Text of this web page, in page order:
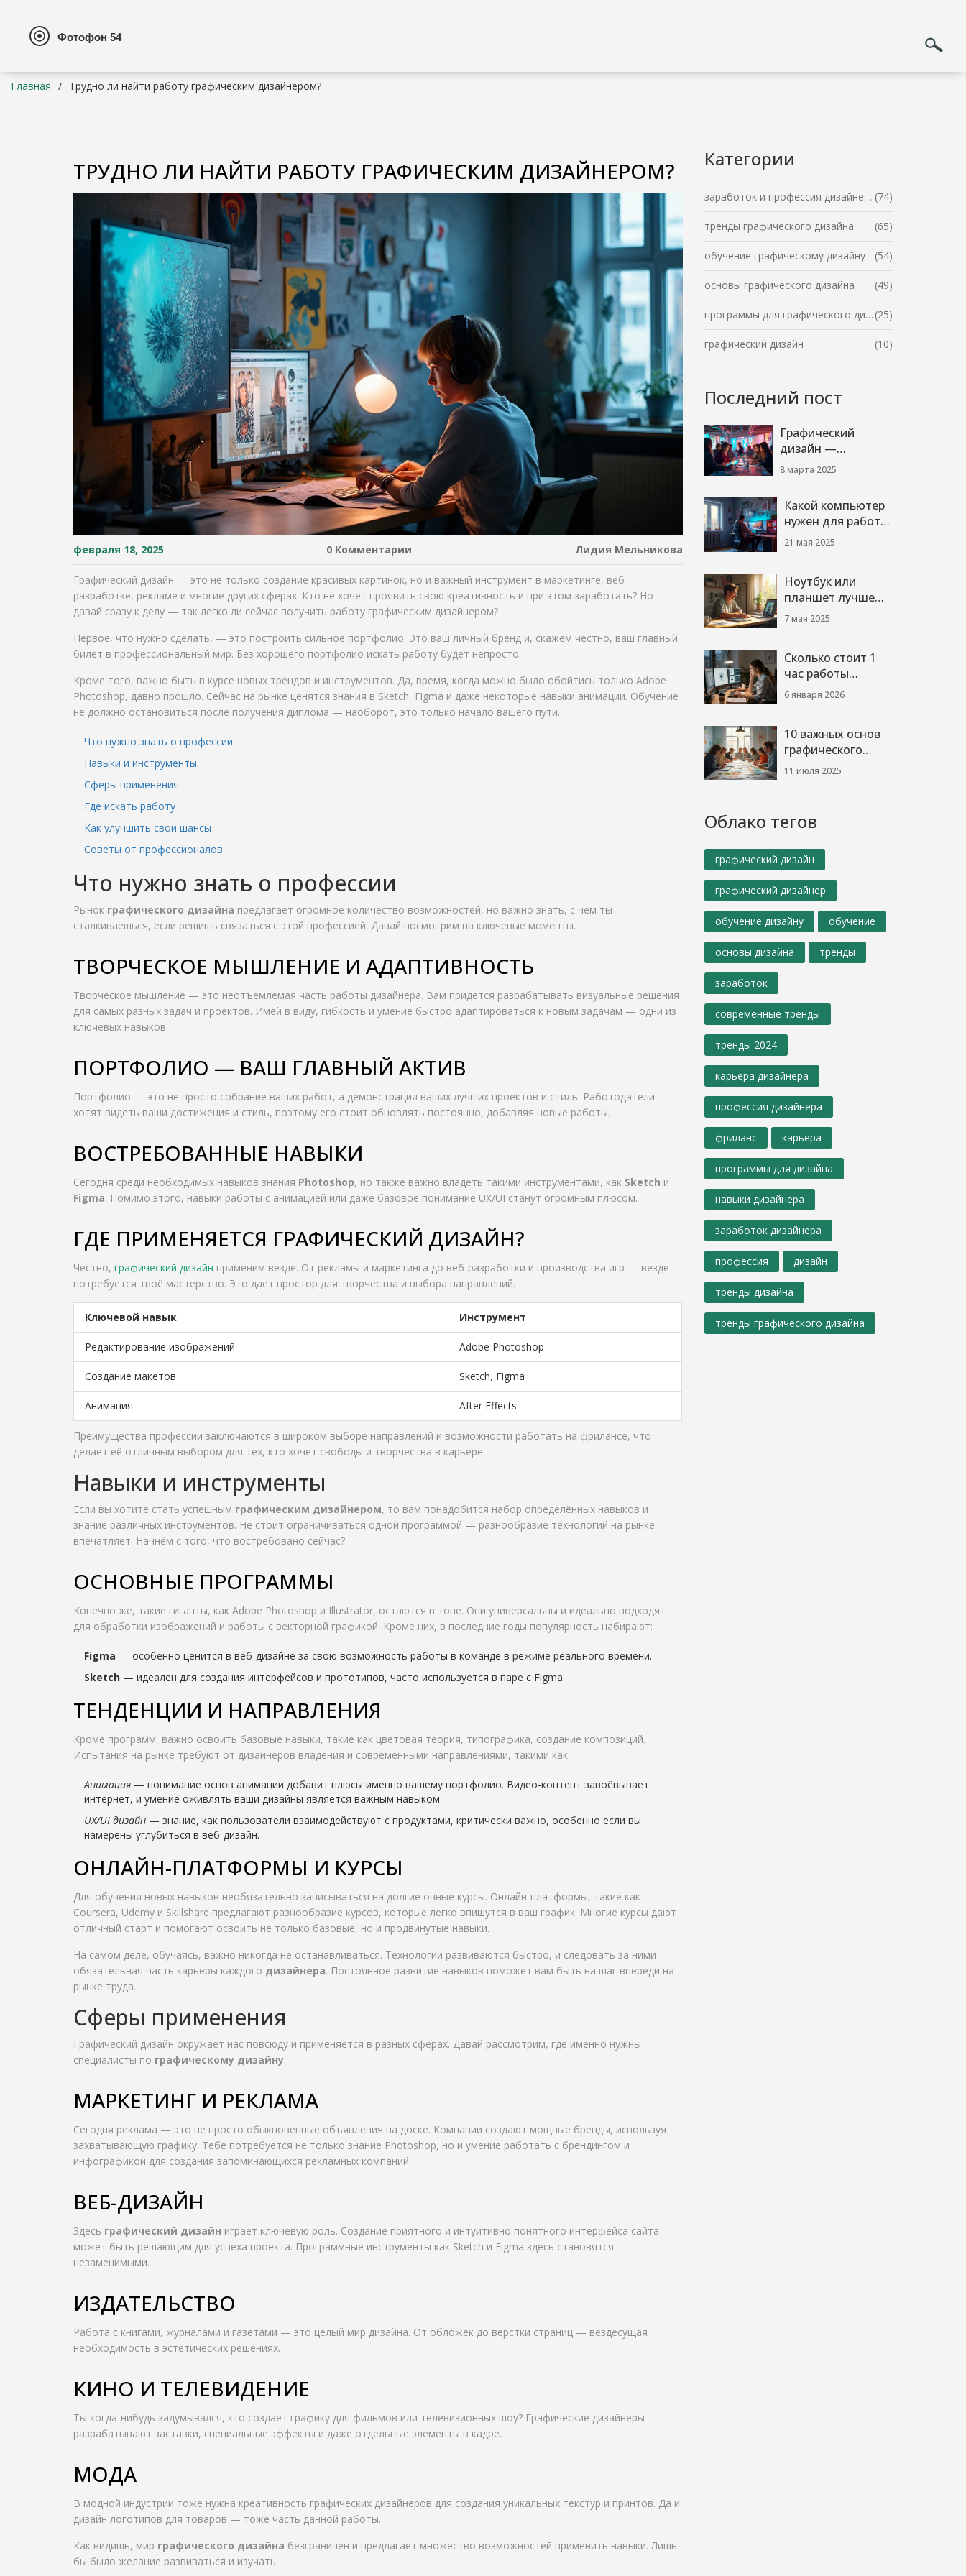
Главная Трудно ли найти работу графическим дизайнером?
ТРУДНО ЛИ НАЙТИ РАБОТУ ГРАФИЧЕСКИМ ДИЗАЙНЕРОМ?
февраля 18, 2025 0 Комментарии Лидия Мельникова
Графический дизайн — это не только создание красивых картинок, но и важный инструмент в маркетинге, веб-
разработке, рекламе и многие других сферах. Кто не хочет проявить свою креативность и при этом заработать? Но
давай сразу к делу — так легко ли сейчас получить работу графическим дизайнером?
Первое, что нужно сделать, — это построить сильное портфолио. Это ваш личный бренд и, скажем честно, ваш главный
билет в профессиональный мир. Без хорошего портфолио искать работу будет непросто.
Кроме того, важно быть в курсе новых трендов и инструментов. Да, время, когда можно было обойтись только Adobe
Photoshop, давно прошло. Сейчас на рынке ценятся знания в Sketch, Figma и даже некоторые навыки анимации. Обучение
не должно остановиться после получения диплома — наоборот, это только начало вашего пути.
Что нужно знать о профессии
Навыки и инструменты
Сферы применения
Где искать работу
Как улучшить свои шансы
Советы от профессионалов
Что нужно знать о профессии
Рынок графического дизайна предлагает огромное количество возможностей, но важно знать, с чем ты
сталкиваешься, если решишь связаться с этой профессией. Давай посмотрим на ключевые моменты.
ТВОРЧЕСКОЕ МЫШЛЕНИЕ И АДАПТИВНОСТЬ
Творческое мышление — это неотъемлемая часть работы дизайнера. Вам придется разрабатывать визуальные решения
для самых разных задач и проектов. Имей в виду, гибкость и умение быстро адаптироваться к новым задачам — одни из
ключевых навыков.
ПОРТФОЛИО — ВАШ ГЛАВНЫЙ АКТИВ
Портфолио — это не просто собрание ваших работ, а демонстрация ваших лучших проектов и стиль. Работодатели
хотят видеть ваши достижения и стиль, поэтому его стоит обновлять постоянно, добавляя новые работы.
ВОСТРЕБОВАННЫЕ НАВЫКИ
Сегодня среди необходимых навыков знания Photoshop, но также важно владеть такими инструментами, как Sketch и
Figma. Помимо этого, навыки работы с анимацией или даже базовое понимание UX/UI станут огромным плюсом.
ГДЕ ПРИМЕНЯЕТСЯ ГРАФИЧЕСКИЙ ДИЗАЙН?
Честно, графический дизайн применим везде. От рекламы и маркетинга до веб-разработки и производства игр — везде
потребуется твоё мастерство. Это дает простор для творчества и выбора направлений.
Ключевой навык Инструмент
Редактирование изображений Adobe Photoshop
Создание макетов Sketch, Figma
Анимация After Effects
Преимущества профессии заключаются в широком выборе направлений и возможности работать на фрилансе, что
делает её отличным выбором для тех, кто хочет свободы и творчества в карьере.
Навыки и инструменты
Если вы хотите стать успешным графическим дизайнером, то вам понадобится набор определённых навыков и
знание различных инструментов. Не стоит ограничиваться одной программой — разнообразие технологий на рынке
впечатляет. Начнём с того, что востребовано сейчас?
ОСНОВНЫЕ ПРОГРАММЫ
Конечно же, такие гиганты, как Adobe Photoshop и Illustrator, остаются в топе. Они универсальны и идеально подходят
для обработки изображений и работы с векторной графикой. Кроме них, в последние годы популярность набирают:
Figma — особенно ценится в веб-дизайне за свою возможность работы в команде в режиме реального времени.
Sketch — идеален для создания интерфейсов и прототипов, часто используется в паре с Figma.
ТЕНДЕНЦИИ И НАПРАВЛЕНИЯ
Кроме программ, важно освоить базовые навыки, такие как цветовая теория, типографика, создание композиций.
Испытания на рынке требуют от дизайнеров владения и современными направлениями, такими как:
Анимация — понимание основ анимации добавит плюсы именно вашему портфолио. Видео-контент завоёвывает
интернет, и умение оживлять ваши дизайны является важным навыком.
UX/UI дизайн — знание, как пользователи взаимодействуют с продуктами, критически важно, особенно если вы
намерены углубиться в веб-дизайн.
ОНЛАЙН-ПЛАТФОРМЫ И КУРСЫ
Для обучения новых навыков необязательно записываться на долгие очные курсы. Онлайн-платформы, такие как
Coursera, Udemy и Skillshare предлагают разнообразие курсов, которые легко впишутся в ваш график. Многие курсы дают
отличный старт и помогают освоить не только базовые, но и продвинутые навыки.
На самом деле, обучаясь, важно никогда не останавливаться. Технологии развиваются быстро, и следовать за ними —
обязательная часть карьеры каждого дизайнера. Постоянное развитие навыков поможет вам быть на шаг впереди на
рынке труда.
Сферы применения
Графический дизайн окружает нас повсюду и применяется в разных сферах. Давай рассмотрим, где именно нужны
специалисты по графическому дизайну.
МАРКЕТИНГ И РЕКЛАМА
Сегодня реклама — это не просто обыкновенные объявления на доске. Компании создают мощные бренды, используя
захватывающую графику. Тебе потребуется не только знание Photoshop, но и умение работать с брендингом и
инфографикой для создания запоминающихся рекламных компаний.
ВЕБ-ДИЗАЙН
Здесь графический дизайн играет ключевую роль. Создание приятного и интуитивно понятного интерфейса сайта
может быть решающим для успеха проекта. Программные инструменты как Sketch и Figma здесь становятся
незаменимыми.
ИЗДАТЕЛЬСТВО
Работа с книгами, журналами и газетами — это целый мир дизайна. От обложек до верстки страниц — вездесущая
необходимость в эстетических решениях.
КИНО И ТЕЛЕВИДЕНИЕ
Ты когда-нибудь задумывался, кто создает графику для фильмов или телевизионных шоу? Графические дизайнеры
разрабатывают заставки, специальные эффекты и даже отдельные элементы в кадре.
МОДА
В модной индустрии тоже нужна креативность графических дизайнеров для создания уникальных текстур и принтов. Да и
дизайн логотипов для товаров — тоже часть данной работы.
Как видишь, мир графического дизайна безграничен и предлагает множество возможностей применить навыки. Лишь
бы было желание развиваться и изучать.
Категории
заработок и профессия дизайнера (74)
тренды графического дизайна (65)
обучение графическому дизайну (54)
основы графического дизайна (49)
программы для графического дизайна (25)
графический дизайн (10)
Последний пост
Графический
дизайн —
высокооплачиваемая
работа?
8 марта 2025
Какой компьютер
нужен для работы
с графикой:
21 мая 2025
Ноутбук или
планшет лучше
для графического
7 мая 2025
Сколько стоит 1
час работы
графического
дизайнера в 2026
6 января 2026
10 важных основ
графического
дизайна для
11 июля 2025
Облако тегов
графический дизайн
графический дизайнер
обучение дизайну обучение
основы дизайна тренды
заработок
современные тренды
тренды 2024
карьера дизайнера
профессия дизайнера
фриланс карьера
программы для дизайна
навыки дизайнера
заработок дизайнера
профессия дизайн
тренды дизайна
тренды графического дизайна